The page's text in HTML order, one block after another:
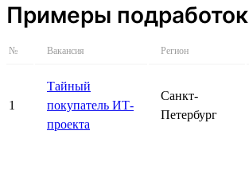
Примеры подработок
№ Вакансия Регион
1
Тайный
покупатель ИТ-
проекта
Санкт-
Петербург